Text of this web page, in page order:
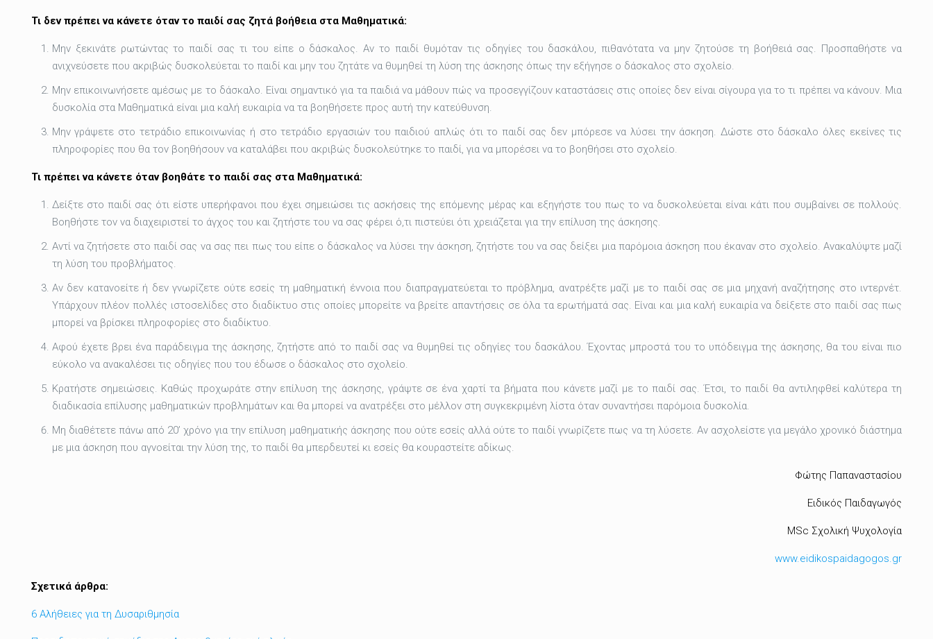
Τι δεν πρέπει να κάνετε όταν το παιδί σας ζητά βοήθεια στα Μαθηματικά:
Μην ξεκινάτε ρωτώντας το παιδί σας τι του είπε ο δάσκαλος. Αν το παιδί θυμόταν τις οδηγίες του δασκάλου, πιθανότατα να μην ζητούσε τη βοήθειά σας. Προσπαθήστε να
ανιχνεύσετε που ακριβώς δυσκολεύεται το παιδί και μην του ζητάτε να θυμηθεί τη λύση της άσκησης όπως την εξήγησε ο δάσκαλος στο σχολείο.
Μην επικοινωνήσετε αμέσως με το δάσκαλο. Είναι σημαντικό για τα παιδιά να μάθουν πώς να προσεγγίζουν καταστάσεις στις οποίες δεν είναι σίγουρα για το τι πρέπει να κάνουν. Μια
δυσκολία στα Μαθηματικά είναι μια καλή ευκαιρία να τα βοηθήσετε προς αυτή την κατεύθυνση.
Μην γράψετε στο τετράδιο επικοινωνίας ή στο τετράδιο εργασιών του παιδιού απλώς ότι το παιδί σας δεν μπόρεσε να λύσει την άσκηση. Δώστε στο δάσκαλο όλες εκείνες τις
πληροφορίες που θα τον βοηθήσουν να καταλάβει που ακριβώς δυσκολεύτηκε το παιδί, για να μπορέσει να το βοηθήσει στο σχολείο.
Τι πρέπει να κάνετε όταν βοηθάτε το παιδί σας στα Μαθηματικά:
Δείξτε στο παιδί σας ότι είστε υπερήφανοι που έχει σημειώσει τις ασκήσεις της επόμενης μέρας και εξηγήστε του πως το να δυσκολεύεται είναι κάτι που συμβαίνει σε πολλούς.
Βοηθήστε τον να διαχειριστεί το άγχος του και ζητήστε του να σας φέρει ό,τι πιστεύει ότι χρειάζεται για την επίλυση της άσκησης.
Αντί να ζητήσετε στο παιδί σας να σας πει πως του είπε ο δάσκαλος να λύσει την άσκηση, ζητήστε του να σας δείξει μια παρόμοια άσκηση που έκαναν στο σχολείο. Ανακαλύψτε μαζί
τη λύση του προβλήματος.
Αν δεν κατανοείτε ή δεν γνωρίζετε ούτε εσείς τη μαθηματική έννοια που διαπραγματεύεται το πρόβλημα, ανατρέξτε μαζί με το παιδί σας σε μια μηχανή αναζήτησης στο ιντερνέτ.
Υπάρχουν πλέον πολλές ιστοσελίδες στο διαδίκτυο στις οποίες μπορείτε να βρείτε απαντήσεις σε όλα τα ερωτήματά σας. Είναι και μια καλή ευκαιρία να δείξετε στο παιδί σας πως
μπορεί να βρίσκει πληροφορίες στο διαδίκτυο.
Αφού έχετε βρει ένα παράδειγμα της άσκησης, ζητήστε από το παιδί σας να θυμηθεί τις οδηγίες του δασκάλου. Έχοντας μπροστά του το υπόδειγμα της άσκησης, θα του είναι πιο
εύκολο να ανακαλέσει τις οδηγίες που του έδωσε ο δάσκαλος στο σχολείο.
Κρατήστε σημειώσεις. Καθώς προχωράτε στην επίλυση της άσκησης, γράψτε σε ένα χαρτί τα βήματα που κάνετε μαζί με το παιδί σας. Έτσι, το παιδί θα αντιληφθεί καλύτερα τη
διαδικασία επίλυσης μαθηματικών προβλημάτων και θα μπορεί να ανατρέξει στο μέλλον στη συγκεκριμένη λίστα όταν συναντήσει παρόμοια δυσκολία.
Μη διαθέτετε πάνω από 20’ χρόνο για την επίλυση μαθηματικής άσκησης που ούτε εσείς αλλά ούτε το παιδί γνωρίζετε πως να τη λύσετε. Αν ασχολείστε για μεγάλο χρονικό διάστημα
με μια άσκηση που αγνοείται την λύση της, το παιδί θα μπερδευτεί κι εσείς θα κουραστείτε αδίκως.
Φώτης Παπαναστασίου
Ειδικός Παιδαγωγός
MSc Σχολική Ψυχολογία
www.eidikospaidagogos.gr
Σχετικά άρθρα:
6 Αλήθειες για τη Δυσαριθμησία